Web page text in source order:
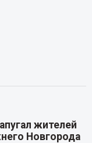
жителей
Новгорода